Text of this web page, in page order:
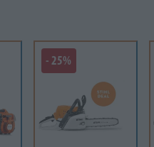
- 25%